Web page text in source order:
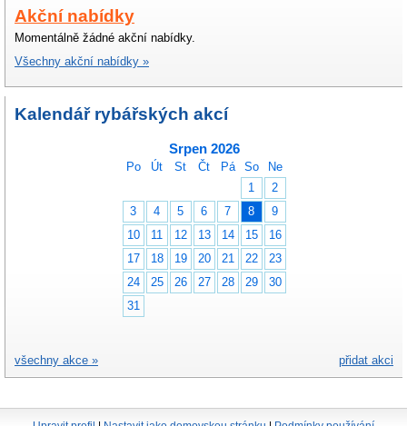
Akční nabídky
Momentálně žádné akční nabídky.
Všechny akční nabídky »
Kalendář rybářských akcí
Srpen 2026
Po Út St Čt Pá So
Ne
1
2
3
4 5 6 7 8
9
10
11 12 13 14 15
16
17
18 19 20 21 22
23
24
25 26 27 28 29
30
31
přidat akci
všechny akce »